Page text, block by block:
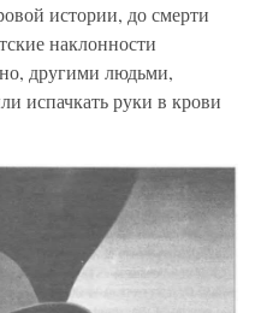
истории, до смерти
наклонности
другими людьми,
испачкать руки в крови